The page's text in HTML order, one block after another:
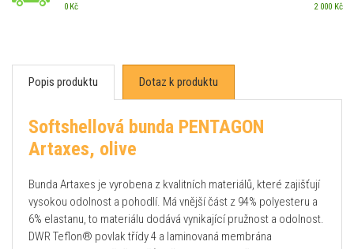
0 Kč 2 000 Kč
Popis produktu Dotaz k produktu
Softshellová bunda PENTAGON
Artaxes, olive
Bunda Artaxes je vyrobena z kvalitních materiálů, které zajišťují
vysokou odolnost a pohodlí. Má vnější část z 94% polyesteru a
6% elastanu, to materiálu dodává vynikající pružnost a odolnost.
DWR Teflon® povlak třídy 4 a laminovaná membrána